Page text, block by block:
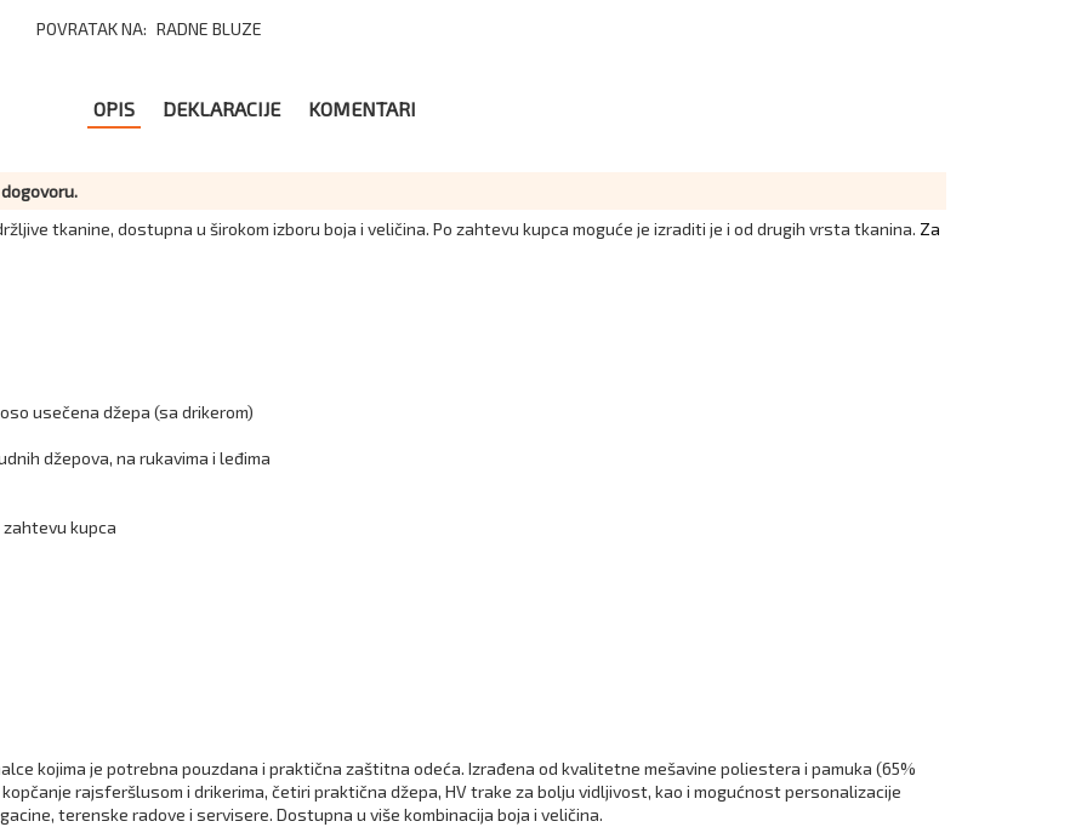
POVRATAK NA: RADNE BLUZE
OPIS DEKLARACIJE KOMENTARI
tkanine, dostupna u širokom izboru boja i veličina. Po zahtevu kupca moguće je izraditi je i od drugih vrsta tkanina. Za
usečena džepa (sa drikerom)
džepova, na rukavima i leđima
kupca
kojima je potrebna pouzdana i praktična zaštitna odeća. Izrađena od kvalitetne mešavine poliestera i pamuka (65%
rajsferšlusom i drikerima, četiri praktična džepa, HV trake za bolju vidljivost, kao i mogućnost personalizacije
terenske radove i servisere. Dostupna u više kombinacija boja i veličina.